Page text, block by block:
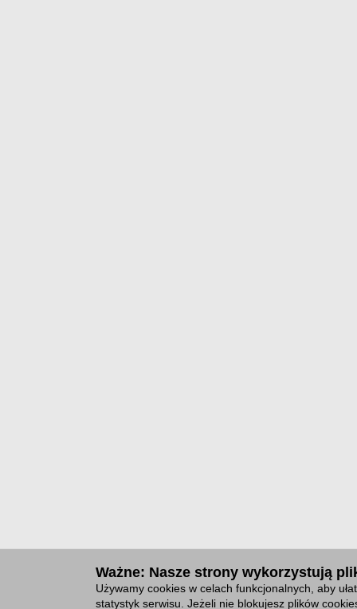
Ważne: Nasze strony wykorzystują
Używamy cookies w celach funkcjonalnych, aby
statystyk serwisu. Jeżeli nie blokujesz plików